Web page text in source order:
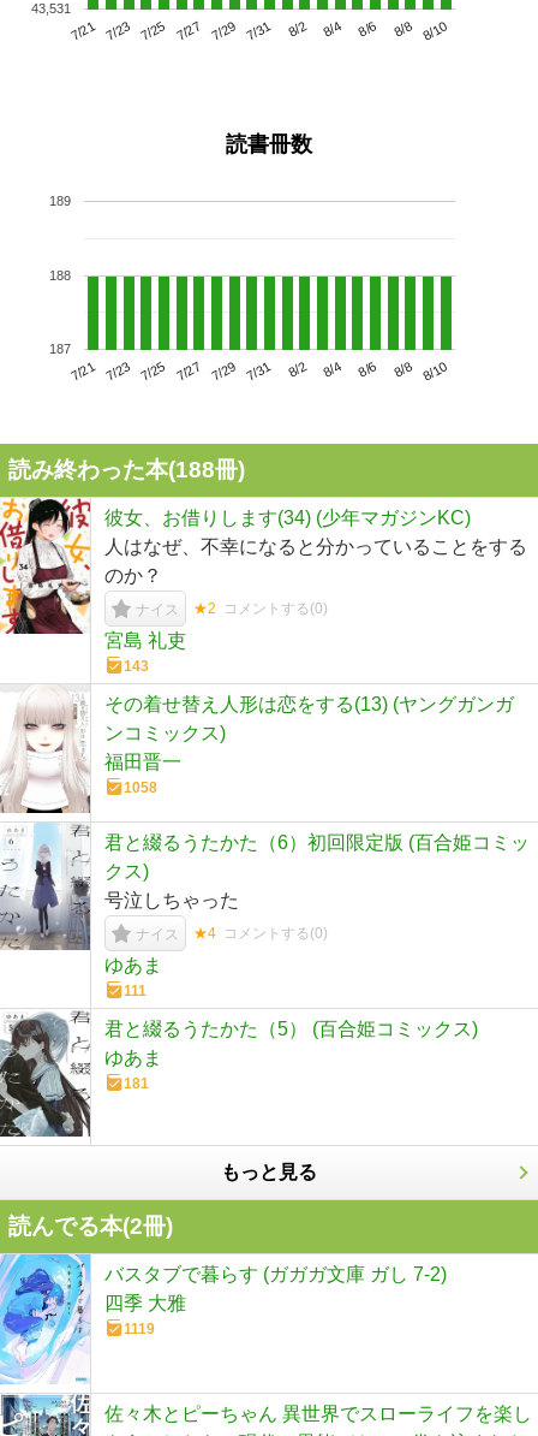
7/21 7/23 7/25 7/27 7/29 7/31 8/2 8/4 8/6 8/8 8/10
43,531
読書冊数
7/21 7/23 7/25 7/27 7/29 7/31 8/2 8/4 8/6 8/8 8/10
187
188
189
読み終わった本(188冊)
彼女、お借りします(34) (少年マガジンKC)
人はなぜ、不幸になると分かっていることをする
のか？
ナイス ★2 コメントする(0)
宮島 礼吏
143
その着せ替え人形は恋をする(13) (ヤングガンガ
ンコミックス)
福田晋一
1058
君と綴るうたかた（6）初回限定版 (百合姫コミッ
クス)
号泣しちゃった
ナイス ★4 コメントする(0)
ゆあま
111
君と綴るうたかた（5） (百合姫コミックス)
ゆあま
181
もっと見る
読んでる本(2冊)
バスタブで暮らす (ガガガ文庫 ガし 7-2)
四季 大雅
1119
佐々木とピーちゃん 異世界でスローライフを楽し